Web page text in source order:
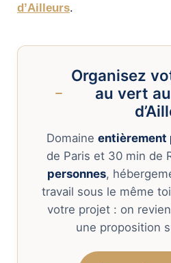
d’Ailleurs.
Organisez
au vert
Domaine entièrement
de Paris et 30 min de
personnes,
travail sous le même
votre projet : on
une proposition